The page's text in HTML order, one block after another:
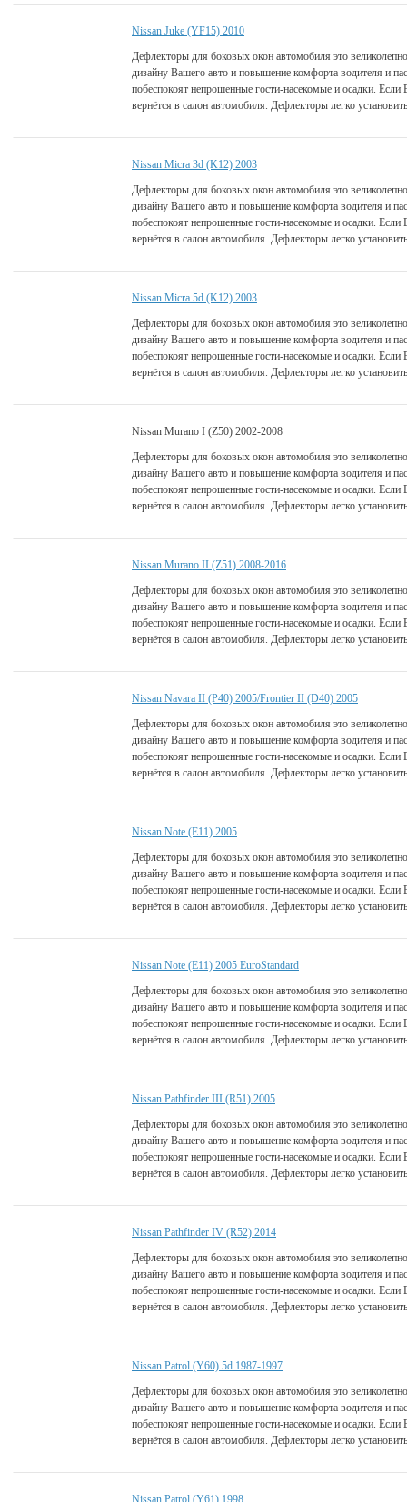
Nissan Juke (YF15) 2010
Дефлекторы для боковых окон автомобиля это
дизайну Вашего авто и повышение комфорта водителя и
побеспокоят непрошенные гости-насекомые и осадки.
вернётся в салон автомобиля. Дефлекторы легко
Nissan Micra 3d (K12) 2003
Дефлекторы для боковых окон автомобиля это
дизайну Вашего авто и повышение комфорта водителя и
побеспокоят непрошенные гости-насекомые и осадки.
вернётся в салон автомобиля. Дефлекторы легко
Nissan Micra 5d (K12) 2003
Дефлекторы для боковых окон автомобиля это
дизайну Вашего авто и повышение комфорта водителя и
побеспокоят непрошенные гости-насекомые и осадки.
вернётся в салон автомобиля. Дефлекторы легко
Nissan Murano I (Z50) 2002-2008
Дефлекторы для боковых окон автомобиля это
дизайну Вашего авто и повышение комфорта водителя и
побеспокоят непрошенные гости-насекомые и осадки.
вернётся в салон автомобиля. Дефлекторы легко
Nissan Murano II (Z51) 2008-2016
Дефлекторы для боковых окон автомобиля это
дизайну Вашего авто и повышение комфорта водителя и
побеспокоят непрошенные гости-насекомые и осадки.
вернётся в салон автомобиля. Дефлекторы легко
Nissan Navara II (P40) 2005/Frontier II (D40) 2005
Дефлекторы для боковых окон автомобиля это
дизайну Вашего авто и повышение комфорта водителя и
побеспокоят непрошенные гости-насекомые и осадки.
вернётся в салон автомобиля. Дефлекторы легко
Nissan Note (E11) 2005
Дефлекторы для боковых окон автомобиля это
дизайну Вашего авто и повышение комфорта водителя и
побеспокоят непрошенные гости-насекомые и осадки.
вернётся в салон автомобиля. Дефлекторы легко
Nissan Note (E11) 2005 EuroStandard
Дефлекторы для боковых окон автомобиля это
дизайну Вашего авто и повышение комфорта водителя и
побеспокоят непрошенные гости-насекомые и осадки.
вернётся в салон автомобиля. Дефлекторы легко
Nissan Pathfinder III (R51) 2005
Дефлекторы для боковых окон автомобиля это
дизайну Вашего авто и повышение комфорта водителя и
побеспокоят непрошенные гости-насекомые и осадки.
вернётся в салон автомобиля. Дефлекторы легко
Nissan Pathfinder IV (R52) 2014
Дефлекторы для боковых окон автомобиля это
дизайну Вашего авто и повышение комфорта водителя и
побеспокоят непрошенные гости-насекомые и осадки.
вернётся в салон автомобиля. Дефлекторы легко
Nissan Patrol (Y60) 5d 1987-1997
Дефлекторы для боковых окон автомобиля это
дизайну Вашего авто и повышение комфорта водителя и
побеспокоят непрошенные гости-насекомые и осадки.
вернётся в салон автомобиля. Дефлекторы легко
Nissan Patrol (Y61) 1998